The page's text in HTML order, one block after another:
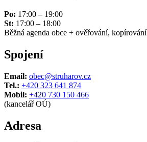
Po: 17:00 – 19:00
St: 17:00 – 18:00
Běžná agenda obce + ověřování, kopírování
Spojení
Email: obec@struharov.cz
Tel.: +420 323 641 874
Mobil: +420 730 150 466
(kancelář OÚ)
Adresa